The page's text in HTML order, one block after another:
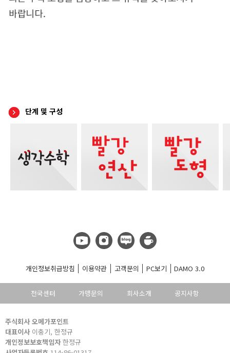
단계 및 구성
개인정보취급방침 이용약관 고객문의 PC보기 DAMO 3.0
전국센터 가맹문의 회사소개 공지사항
주식회사 오메가포인트
대표이사이충기, 한정규
개인정보보호책임자한정규